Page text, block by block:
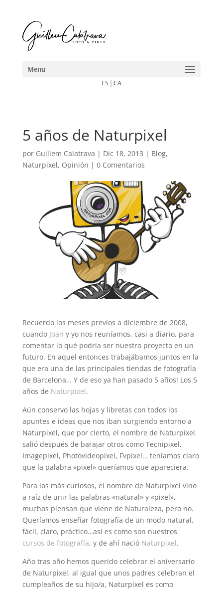
ES| CA
5 años de Naturpixel
por Guillem Calatrava | Dic 18, 2013 | Blog,
Naturpixel, Opinión | 0 Comentarios
Recuerdo los meses previos a diciembre de 2008,
cuando Joan y yo nos reuníamos, casi a diario, para
comentar lo qué podría ser nuestro proyecto en un
futuro. En aquel entonces trabajábamos juntos en la
que era una de las principales tiendas de fotografía
de Barcelona… Y de eso ya han pasado 5 años! Los 5
años de Naturpixel.
Aún conservo las hojas y libretas con todos los
apuntes e ideas que nos iban surgiendo entorno a
Naturpixel, que por cierto, el nombre de Naturpixel
salió después de barajar otros como Tecnipixel,
Imagepixel, Photovideopixel, Fvpixel… teníamos claro
que la palabra «pixel» queríamos que apareciera.
Para los más curiosos, el nombre de Naturpixel vino
a raíz de unir las palabras «natural» y «pixel»,
muchos piensan que viene de Naturaleza, pero no.
Queríamos enseñar fotografía de un modo natural,
fácil, claro, práctico…así es como son nuestros
cursos de fotografía, y de ahí nació Naturpixel.
Año tras año hemos querido celebrar el aniversario
de Naturpixel, al igual que unos padres celebran el
cumpleaños de su hijo/a, Naturpixel es como